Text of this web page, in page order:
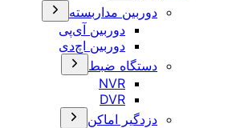
دوربین مداربسته
دوربین آی‌پی
دوربین اچ‌دی
دستگاه ضبط
NVR
DVR
دزدگیر اماکن